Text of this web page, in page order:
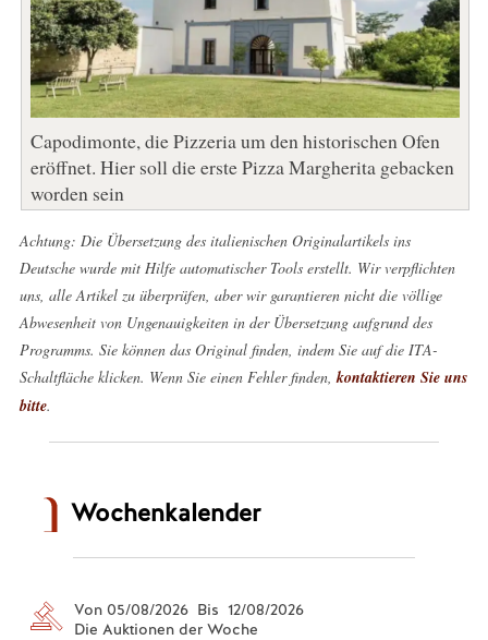
Capodimonte, die Pizzeria um den historischen Ofen
eröffnet. Hier soll die erste Pizza Margherita gebacken
worden sein
Achtung: Die Übersetzung des italienischen Originalartikels ins
Deutsche wurde mit Hilfe automatischer Tools erstellt. Wir verpflichten
uns, alle Artikel zu überprüfen, aber wir garantieren nicht die völlige
Abwesenheit von Ungenauigkeiten in der Übersetzung aufgrund des
Programms. Sie können das Original finden, indem Sie auf die ITA-
Schaltfläche klicken. Wenn Sie einen Fehler finden, kontaktieren Sie uns
bitte.
Wochenkalender
Von 05/08/2026 Bis 12/08/2026
Die Auktionen der Woche